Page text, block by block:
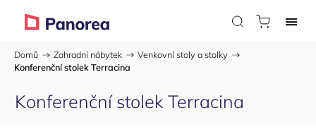
Domů / Zahradní nábytek / Venkovní stoly a stolky /
Konferenční stolek Terracina
Konferenční stolek Terracina